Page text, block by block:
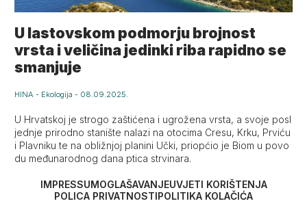
U lastovskom podmorju brojnost
vrsta i veličina jedinki riba rapidno se
smanjuje
HINA - Ekologija - 08.09.2025.
U Hrvatskoj je strogo zaštićena i ugrožena vrsta, a svoje posl
jednje prirodno stanište nalazi na otocima Cresu, Krku, Prviću
i Plavniku te na obližnjoj planini Učki, priopćio je Biom u povo
du međunarodnog dana ptica strvinara.
IMPRESSUMOGLAŠAVANJEUVJETI KORIŠTENJA
POLICA PRIVATNOSTI POLITIKA KOLAČIĆA